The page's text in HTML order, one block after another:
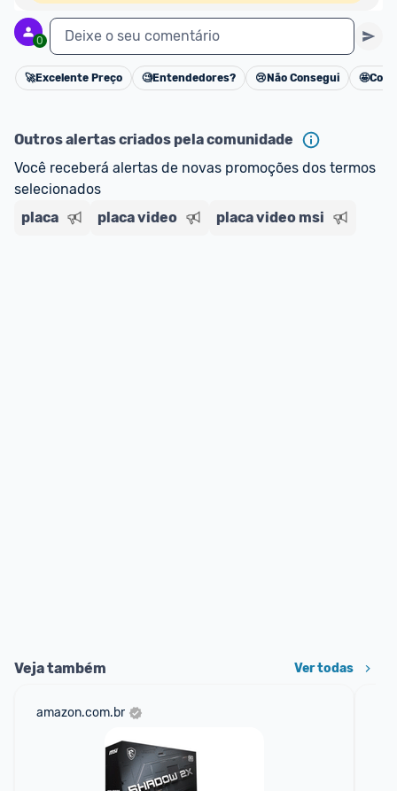
0 Deixe o seu comentário
Cancelar
🚀Excelente Preço 🧐Entendedores? 😢 Não Consegui 🤩
Outros alertas criados pela comunidade
Você receberá alertas de novas promoções dos termos
selecionados
placa
placa video placa video msi
Veja também Ver todas
amazon.com.br